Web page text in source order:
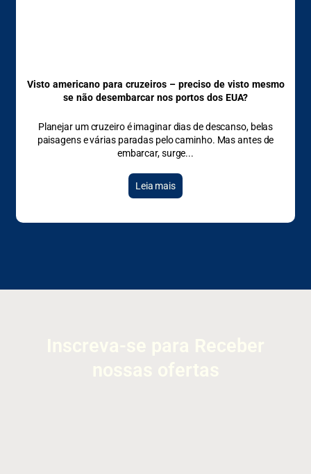
Visto americano para cruzeiros – preciso de visto mesmo
se não desembarcar nos portos dos EUA?
Planejar um cruzeiro é imaginar dias de descanso, belas
paisagens e várias paradas pelo caminho. Mas antes de
embarcar, surge
Leia mais